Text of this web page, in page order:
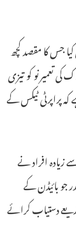
جس کا مقصد کچھ
کی تعمیر نو کو تیزی
پراپرٹی ٹیکس کے
نے کہا کہ اتوار تک 24,000 سے زیادہ افراد نے
جو بائیڈن کے
دستیاب کرائے